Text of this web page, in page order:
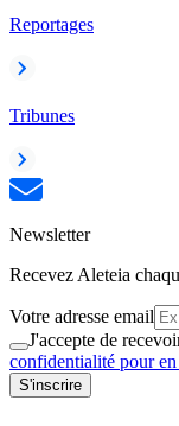
Reportages
Tribunes
Newsletter
Recevez Aleteia
Votre adresse email
J'accepte de
confidentialité pour
S'inscrire